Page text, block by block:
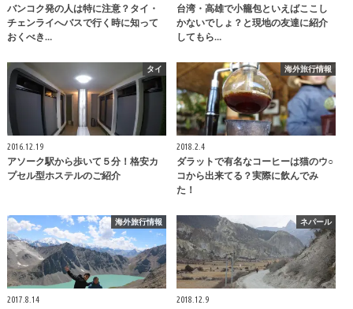
バンコク発の人は特に注意？タイ・
チェンライへバスで行く時に知って
おくべき…
台湾・高雄で小籠包といえばここし
かないでしょ？と現地の友達に紹介
してもら…
タイ
2016.12.19
アソーク駅から歩いて５分！格安カ
プセル型ホステルのご紹介
海外旅行情報
2018.2.4
ダラットで有名なコーヒーは猫のウ○
コから出来てる？実際に飲んでみ
た！
海外旅行情報
2017.8.14
ネパール
2018.12.9